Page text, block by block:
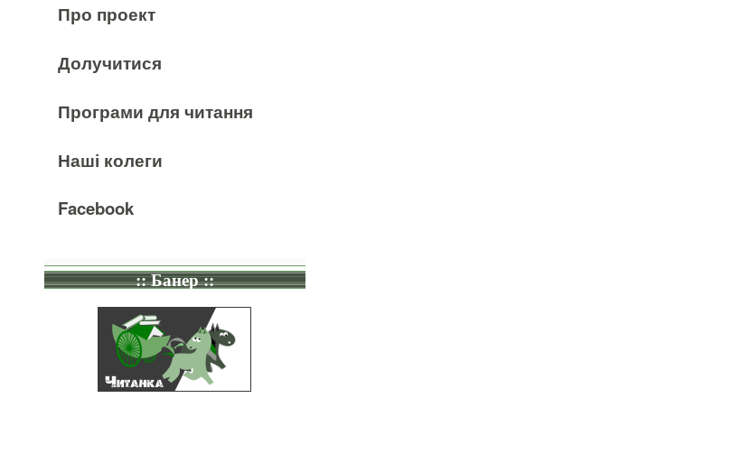
Про проект
Долучитися
Програми для читання
Наші колеги
Facebook
:: Банер ::